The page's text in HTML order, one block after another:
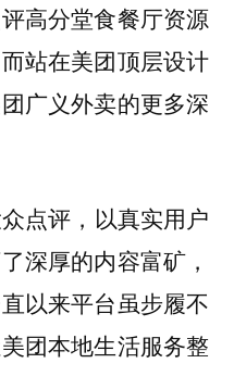
高分堂食餐厅资源
站在美团顶层设计
广义外卖的更多深
点评，以真实用户
深厚的内容富矿，
以来平台虽步履不
团本地生活服务整